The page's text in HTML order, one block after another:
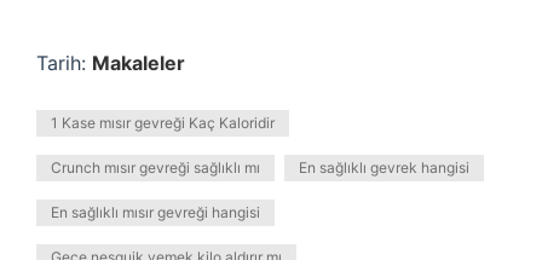
Tarih: Makaleler
1 Kase mısır gevreği Kaç Kaloridir
Crunch mısır gevreği sağlıklı mı En sağlıklı gevrek hangisi
En sağlıklı mısır gevreği hangisi